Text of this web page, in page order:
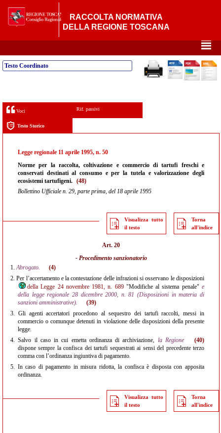
RACCOLTA NORMATIVA
DELLA REGIONE TOSCANA
²
Testo Coordinato
Voci Rif. passivi
Testo Storico
Legge regionale 11 aprile 1995, n. 50
Norme per la raccolta, coltivazione e commercio di tartufi freschi e
conservati destinati al consumo e per la tutela e valorizzazione degli
ecosistemi tartufigeni. (48)
Bollettino Ufficiale n. 29, parte prima, del 18 aprile 1995
Visualizza tutto
il testo
Torna
all'indice
Art. 20
- Procedimento sanzionatorio
1. Abrogato.
(4)
2.Per l’accertamento e la contestazione delle infrazioni si osservano le disposizioni
della Legge 24 novembre 1981, n. 689"Modifiche al sistema penale"e
della legge regionale 28 dicembre 2000, n. 81 (Disposizioni in materia di
sanzioni amministrative).
(39)
3. Gli agenti accertatori procedono al sequestro dei tartufi raccolti, messi in
commercio o comunque detenuti in violazione delle disposizioni della presente
legge.
4.Salvo il caso in cui emetta ordinanza di archiviazione, la Regione
(40)
dispone sempre la confisca dei tartufi sequestrati ai sensi del precedente terzo
comma con l’ordinanza ingiuntiva di pagamento.
5. In caso di pagamento in misura ridotta, la confisca è disposta con apposita
ordinanza.
Visualizza tutto
il testo
Torna
all'indice